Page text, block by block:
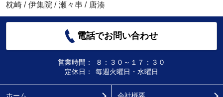
枕崎 / 伊集院 / 瀬々串 / 唐湊
電話でお問い合わせ
営業時間：
８：３０～１７：３０
定休日：
毎週火曜日・水曜日
ホーム 会社概要